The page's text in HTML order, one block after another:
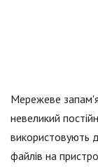
Мережеве
невеликий
використовують
файлів на